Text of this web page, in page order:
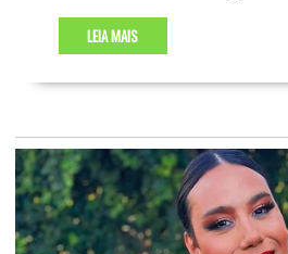
LEIA MAIS